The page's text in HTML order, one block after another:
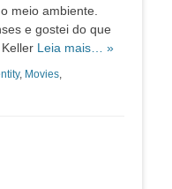
meio ambiente.
e gostei do que
Leia mais… »
, Movies,